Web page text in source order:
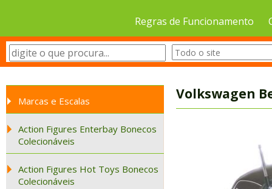
Regras de Funcionamento
Marcas e Escalas
Action Figures Enterbay Bonecos
Colecionáveis
Action Figures Hot Toys Bonecos
Colecionáveis
Volkswagen